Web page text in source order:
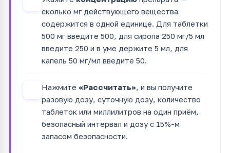
сколько мг действующего вещества
содержится в одной единице. Для таблетки
500 мг введите 500, для сиропа 250 мг/5 мл
введите 250 и в уме держите 5 мл, для
капель 50 мг/мл введите 50.
Нажмите «Рассчитать», и вы получите
разовую дозу, суточную дозу, количество
таблеток или миллилитров на один приём,
безопасный интервал и дозу с 15%-м
запасом безопасности.